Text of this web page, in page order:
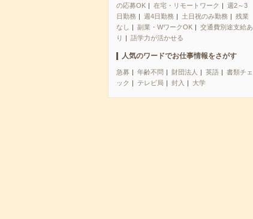
の応募OK
在宅・リモートワーク
週2～3
日勤務
週4日勤務 土日祝のみ勤務
残業
なし
副業・WワークOK
交通費別途支給あ
り
語学力が活かせる
人気のワードでお仕事情報をさがす
急募 年齢不問 財団法人 英語
書類チェ
ック
テレビ局 封入 大学